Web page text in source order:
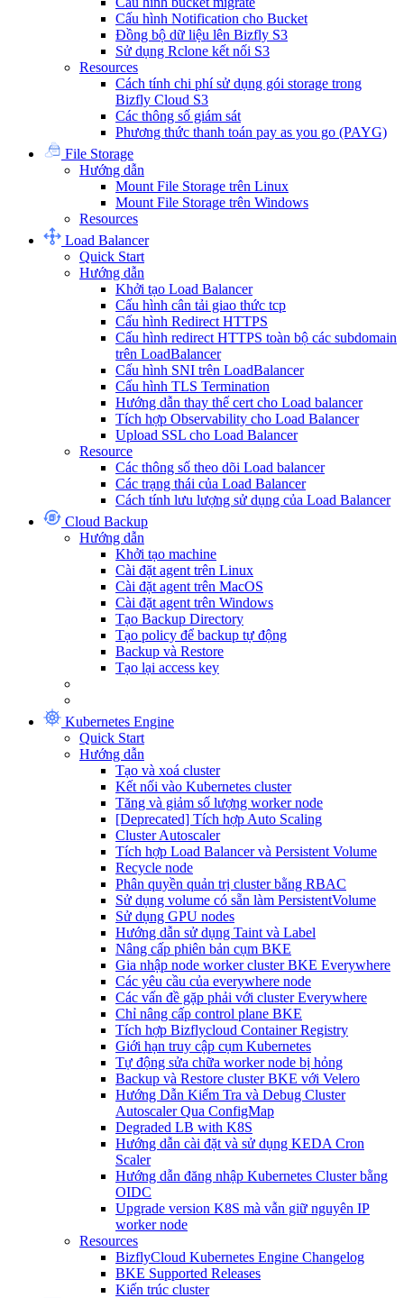
Cấu hình Notification cho Bucket
Đồng bộ dữ liệu lên Bizfly S3
Sử dụng Rclone kết nối S3
Resources
Cách tính chi phí sử dụng gói storage trong
Bizfly Cloud S3
Các thông số giám sát
Phương thức thanh toán pay as you go (PAYG)
File Storage
Hướng dẫn
Mount File Storage trên Linux
Mount File Storage trên Windows
Resources
Load Balancer
Quick Start
Hướng dẫn
Khởi tạo Load Balancer
Cấu hình cân tải giao thức tcp
Cấu hình Redirect HTTPS
Cấu hình redirect HTTPS toàn bộ các subdomain
trên LoadBalancer
Cấu hình SNI trên LoadBalancer
Cấu hình TLS Termination
Hướng dẫn thay thế cert cho Load balancer
Tích hợp Observability cho Load Balancer
Upload SSL cho Load Balancer
Resource
Các thông số theo dõi Load balancer
Các trạng thái của Load Balancer
Cách tính lưu lượng sử dụng của Load Balancer
Cloud Backup
Hướng dẫn
Khởi tạo machine
Cài đặt agent trên Linux
Cài đặt agent trên MacOS
Cài đặt agent trên Windows
Tạo Backup Directory
Tạo policy để backup tự động
Backup và Restore
Tạo lại access key
Kubernetes Engine
Quick Start
Hướng dẫn
Tạo và xoá cluster
Kết nối vào Kubernetes cluster
Tăng và giảm số lượng worker node
[Deprecated] Tích hợp Auto Scaling
Cluster Autoscaler
Tích hợp Load Balancer và Persistent Volume
Recycle node
Phân quyền quản trị cluster bằng RBAC
Sử dụng volume có sẵn làm PersistentVolume
Sử dụng GPU nodes
Hướng dẫn sử dụng Taint và Label
Nâng cấp phiên bản cụm BKE
Gia nhập node worker cluster BKE Everywhere
Các yêu cầu của everywhere node
Các vấn đề gặp phải với cluster Everywhere
Chỉ nâng cấp control plane BKE
Tích hợp Bizflycloud Container Registry
Giới hạn truy cập cụm Kubernetes
Tự động sửa chữa worker node bị hỏng
Backup và Restore cluster BKE với Velero
Hướng Dẫn Kiểm Tra và Debug Cluster
Autoscaler Qua ConfigMap
Degraded LB with K8S
Hướng dẫn cài đặt và sử dụng KEDA Cron
Scaler
Hướng dẫn đăng nhập Kubernetes Cluster bằng
OIDC
Upgrade version K8S mà vẫn giữ nguyên IP
worker node
Resources
BizflyCloud Kubernetes Engine Changelog
BKE Supported Releases
Kiến trúc cluster